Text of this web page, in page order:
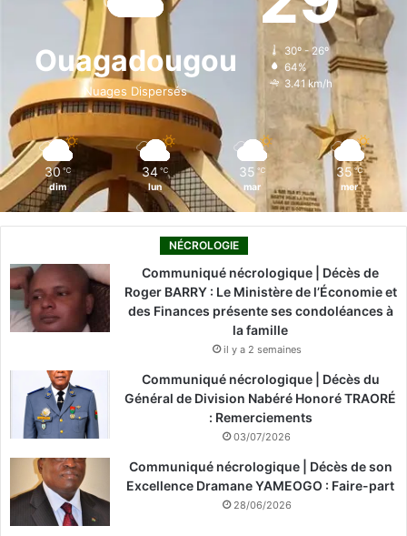
b
o
k
i
n
a
g
r
o
k
Ouagadougou
Nuages Dispersés
30º - 26º
64%
3.41 km/h
30 ℃
dim
34 ℃
lun
35 ℃
mar
35 ℃
mer
NÉCROLOGIE
Communiqué nécrologique | Décès de
Roger BARRY : Le Ministère de l’Économie et
des Finances présente ses condoléances à
la famille
il y a 2 semaines
Communiqué nécrologique | Décès du
Général de Division Nabéré Honoré TRAORÉ
: Remerciements
03/07/2026
Communiqué nécrologique | Décès de son
Excellence Dramane YAMEOGO : Faire-part
28/06/2026